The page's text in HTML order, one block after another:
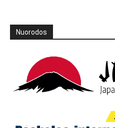
Nuorodos